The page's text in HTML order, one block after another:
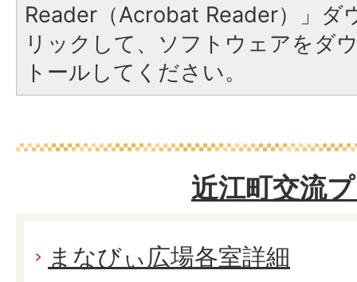
Reader（Acrobat Reader）」ダ
リックして、ソフトウェアをダ
トールしてください。
近江町交流
まなびぃ広場各室詳細